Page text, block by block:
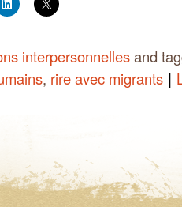
interpersonnellesand
, rire avec migrants |